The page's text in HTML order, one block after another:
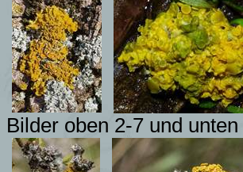
Bilder oben 2-7 und